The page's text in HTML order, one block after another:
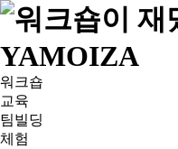
워크숍
교육
팀빌딩
체험